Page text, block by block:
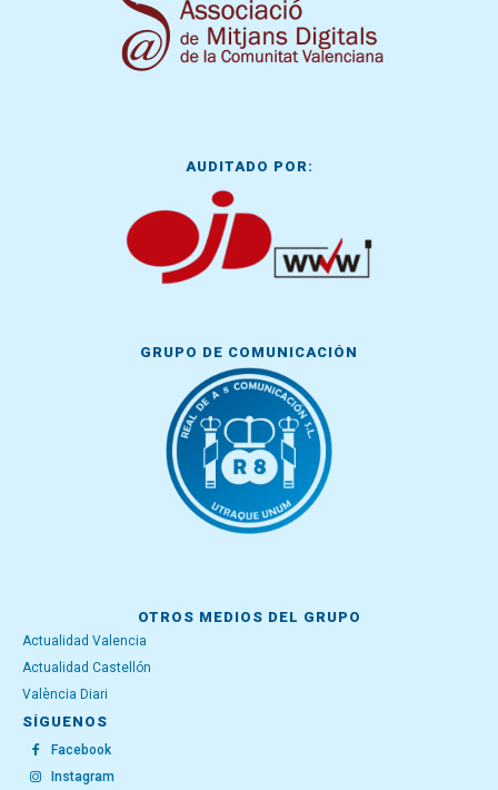
AUDITADO POR:
GRUPO DE COMUNICACIÓN
OTROS MEDIOS DEL GRUPO
Actualidad Valencia
Actualidad Castellón
València Diari
SÍGUENOS
Facebook
Instagram